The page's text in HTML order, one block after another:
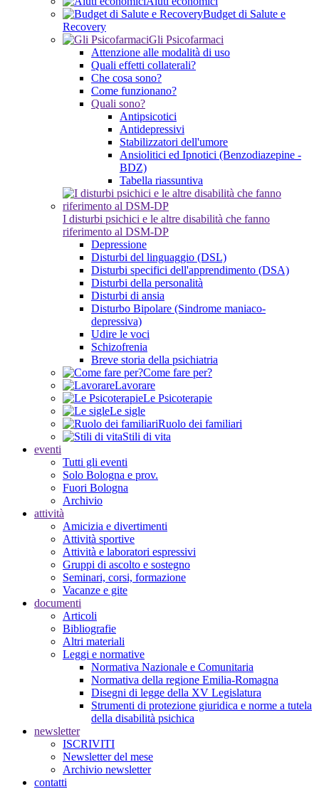
Budget di Salute e
Recovery
Gli Psicofarmaci
Attenzione alle modalità di uso
Quali effetti collaterali?
Che cosa sono?
Come funzionano?
Quali sono?
Antipsicotici
Antidepressivi
Stabilizzatori dell'umore
Ansiolitici ed Ipnotici (Benzodiazepine -
BDZ)
Tabella riassuntiva
I disturbi psichici e le altre disabilità che fanno
riferimento al DSM-DP
Depressione
Disturbi del linguaggio (DSL)
Disturbi specifici dell'apprendimento (DSA)
Disturbi della personalità
Disturbi di ansia
Disturbo Bipolare (Sindrome maniaco-
depressiva)
Udire le voci
Schizofrenia
Breve storia della psichiatria
Come fare per?
Lavorare
Le Psicoterapie
Le sigle
Ruolo dei familiari
Stili di vita
eventi
Tutti gli eventi
Solo Bologna e prov.
Fuori Bologna
Archivio
attività
Amicizia e divertimenti
Attività sportive
Attività e laboratori espressivi
Gruppi di ascolto e sostegno
Seminari, corsi, formazione
Vacanze e gite
documenti
Articoli
Bibliografie
Altri materiali
Leggi e normative
Normativa Nazionale e Comunitaria
Normativa della regione Emilia-Romagna
Disegni di legge della XV Legislatura
Strumenti di protezione giuridica e norme a tutela
della disabilità psichica
newsletter
ISCRIVITI
Newsletter del mese
Archivio newsletter
contatti